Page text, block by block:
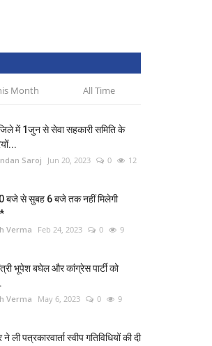
Month All Time
में 1जुन से सेवा सहकारी समिति के
Saroj Jun 20, 2023 0 12
बजे से सुबह 6 बजे तक नहीं मिलेगी
Verma Feb 24, 2023 0 9
भूपेश बघेल और कांग्रेस पार्टी को
Verma May 6, 2023 0 9
ली पत्रकारवार्ता स्वीप गतिविधियों की दी